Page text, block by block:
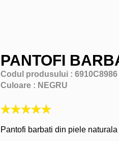
PANTOFI
Codul produsului : 6910C8986
Culoare : NEGRU
Pantofi barbati din piele naturala